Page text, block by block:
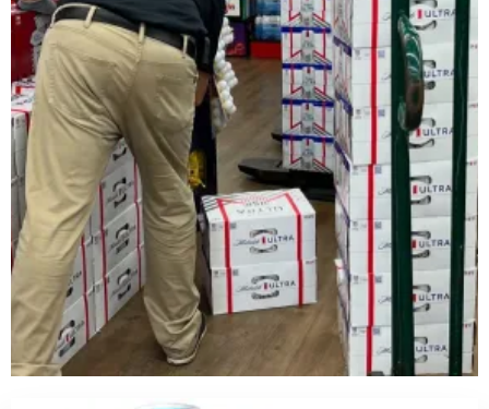
スロット機
スロットは、日本で最も好まれているカジノゲームです。
ルレット
ルレットはシンプルでわかりやすいルールながら、高度な
カードゲーム・トランプ・ビデオトランプ
これらの遊びは単純な運だけでなく、テクニックとストラ
バカラ
バカラ遊びはアジア地域で絶大な人気を示すカードのゲー
🎟 キーノ・Lotto
キノは昔の中国由来の数値予測競技で、現在のネットカジ